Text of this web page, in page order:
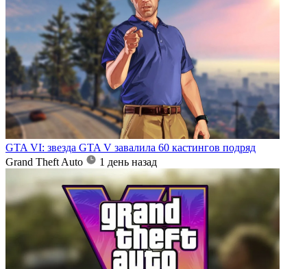
GTA VI: звезда GTA V завалила 60 кастингов подряд
Grand Theft Auto
1 день назад